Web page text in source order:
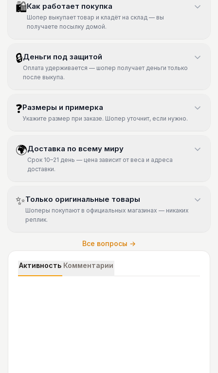
🛍Как работает покупка
Шопер выкупает товар и кладёт на склад — вы
получаете посылку домой.
🔒Деньги под защитой
Оплата удерживается — шопер получает деньги только
после выкупа.
❓Размеры и примерка
Укажите размер при заказе. Шопер уточнит, если нужно.
🌍Доставка по всему миру
Срок 10–21 день — цена зависит от веса и адреса
доставки.
✨Только оригинальные товары
Шоперы покупают в официальных магазинах — никаких
реплик.
Все вопросы →
Активность Комментарии